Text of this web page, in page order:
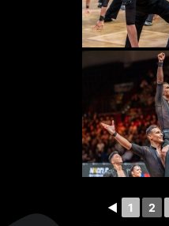
◄ 1 2